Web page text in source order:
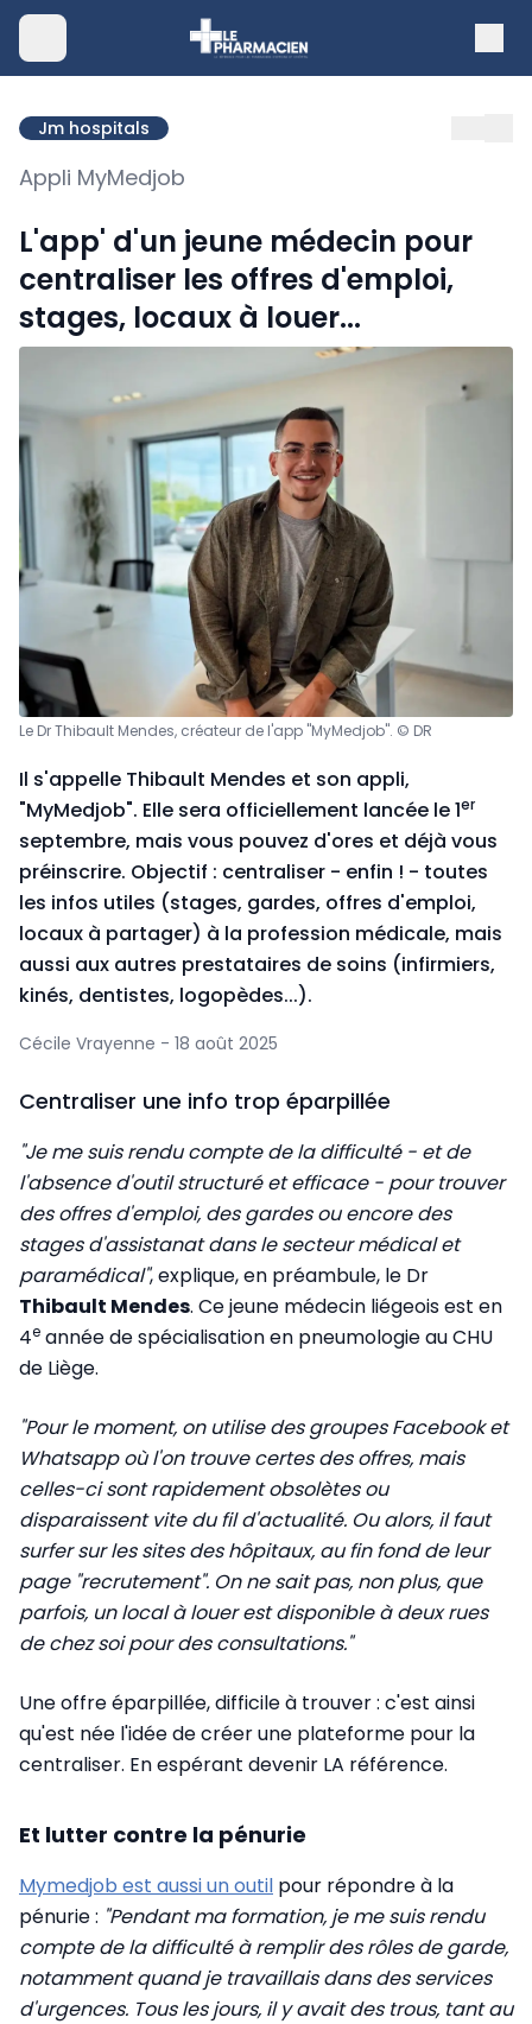
Jm hospitals
Appli MyMedjob
L'app' d'un jeune médecin pour
centraliser les offres d'emploi,
stages, locaux à louer...
Le Dr Thibault Mendes, créateur de l'app "MyMedjob". © DR
Il s'appelle Thibault Mendes et son appli,
"MyMedjob". Elle sera officiellement lancée le 1er
septembre, mais vous pouvez d'ores et déjà vous
préinscrire. Objectif : centraliser - enfin ! - toutes
les infos utiles (stages, gardes, offres d'emploi,
locaux à partager) à la profession médicale, mais
aussi aux autres prestataires de soins (infirmiers,
kinés, dentistes, logopèdes...).
Cécile Vrayenne - 18 août 2025
Centraliser une info trop éparpillée
"Je me suis rendu compte de la difficulté - et de
l'absence d'outil structuré et efficace - pour trouver
des offres d'emploi, des gardes ou encore des
stages d'assistanat dans le secteur médical et
paramédical", explique, en préambule, le Dr
Thibault Mendes. Ce jeune médecin liégeois est en
4e année de spécialisation en pneumologie au CHU
de Liège.
"Pour le moment, on utilise des groupes Facebook et
Whatsapp où l'on trouve certes des offres, mais
celles-ci sont rapidement obsolètes ou
disparaissent vite du fil d'actualité. Ou alors, il faut
surfer sur les sites des hôpitaux, au fin fond de leur
page "recrutement". On ne sait pas, non plus, que
parfois, un local à louer est disponible à deux rues
de chez soi pour des consultations."
Une offre éparpillée, difficile à trouver : c'est ainsi
qu'est née l'idée de créer une plateforme pour la
centraliser. En espérant devenir LA référence.
Et lutter contre la pénurie
Mymedjob est aussi un outil pour répondre à la
pénurie : "Pendant ma formation, je me suis rendu
compte de la difficulté à remplir des rôles de garde,
notamment quand je travaillais dans des services
d'urgences. Tous les jours, il y avait des trous, tant au